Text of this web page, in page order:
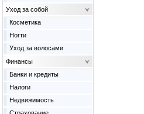
Уход за собой
Косметика
Ногти
Уход за волосами
Финансы
Банки и кредиты
Налоги
Недвижимость